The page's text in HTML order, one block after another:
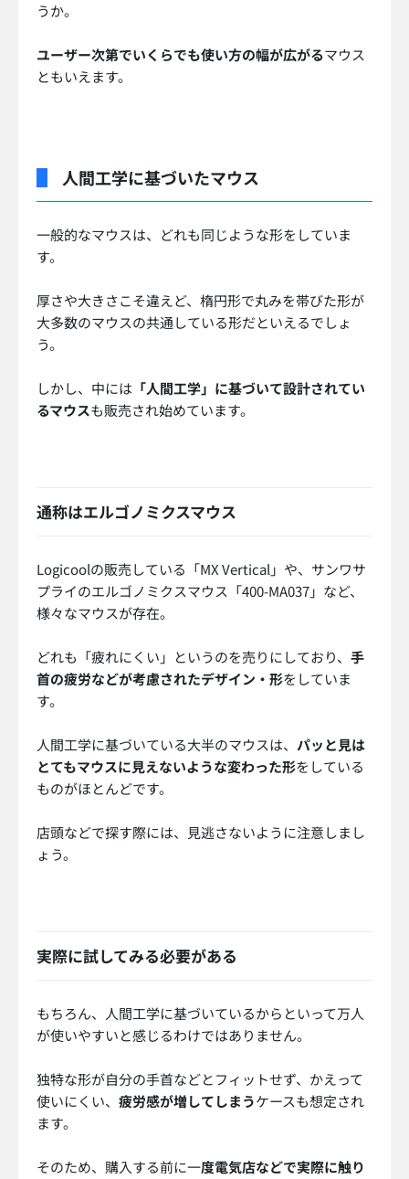
うか。
ユーザー次第でいくらでも使い方の幅が広がるマウス
ともいえます。
人間工学に基づいたマウス
一般的なマウスは、どれも同じような形をしていま
す。
厚さや大きさこそ違えど、楕円形で丸みを帯びた形が
大多数のマウスの共通している形だといえるでしょ
う。
しかし、中には 「人間工学」に基づいて設計されてい
るマウスも販売され始めています。
通称はエルゴノミクスマウス
Logicoolの販売している「MX Vertical」や、サンワサ
プライのエルゴノミクスマウス「400-MA037」など、
様々なマウスが存在。
どれも「疲れにくい」というのを売りにしており、 手
首の疲労などが考慮されたデザイン・形をしていま
す。
人間工学に基づいている大半のマウスは、 パッと見は
とてもマウスに見えないような変わった形をしている
ものがほとんどです。
店頭などで探す際には、見逃さないように注意しまし
ょう。
実際に試してみる必要がある
もちろん、人間工学に基づいているからといって万人
が使いやすいと感じるわけではありません。
独特な形が自分の手首などとフィットせず、かえって
使いにくい、 疲労感が増してしまうケースも想定され
ます。
そのため、購入する前に一度電気店などで実際に触り